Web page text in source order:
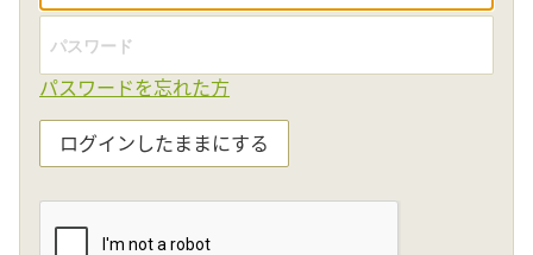
ログイン
パスワードを忘れた方
ログインしたままにする